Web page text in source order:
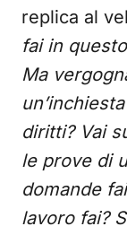
replica al
fai in
Ma
diritti? Vai
le prove di
domande
lavoro fai?